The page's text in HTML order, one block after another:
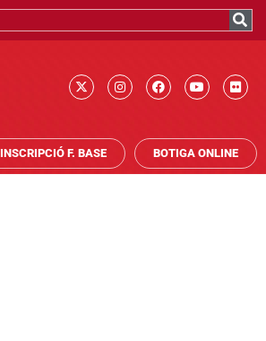
INSCRIPCIÓ F. BASE BOTIGA ONLINE